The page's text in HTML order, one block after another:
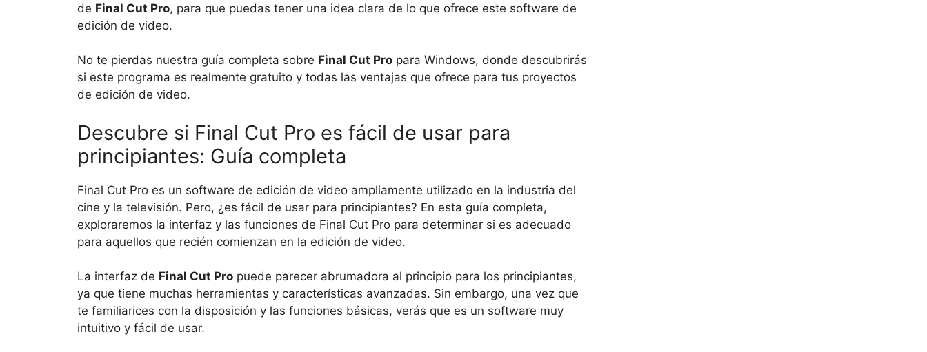
de Final Cut Pro, para que puedas tener una idea clara de lo que ofrece este software de
edición de video.
No te pierdas nuestra guía completa sobre Final Cut Pro para Windows, donde descubrirás
si este programa es realmente gratuito y todas las ventajas que ofrece para tus proyectos
de edición de video.
Descubre si Final Cut Pro es fácil de usar para
principiantes: Guía completa
Final Cut Pro es un software de edición de video ampliamente utilizado en la industria del
cine y la televisión. Pero, ¿es fácil de usar para principiantes? En esta guía completa,
exploraremos la interfaz y las funciones de Final Cut Pro para determinar si es adecuado
para aquellos que recién comienzan en la edición de video.
La interfaz de Final Cut Pro puede parecer abrumadora al principio para los principiantes,
ya que tiene muchas herramientas y características avanzadas. Sin embargo, una vez que
te familiarices con la disposición y las funciones básicas, verás que es un software muy
intuitivo y fácil de usar.